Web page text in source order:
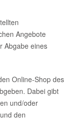
Angebote
Abgabe eines
Online-Shop des
Dabei gibt
und/oder
den